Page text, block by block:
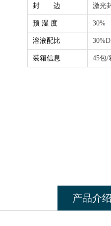
封 边 激光
预 湿 度 30%
溶液配比
装箱信息 45包/
产品介绍